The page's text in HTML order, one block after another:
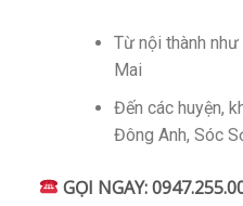
Từ nội thành
Mai
Đến các huyện,
Đông Anh, Sóc
GỌI NGAY: